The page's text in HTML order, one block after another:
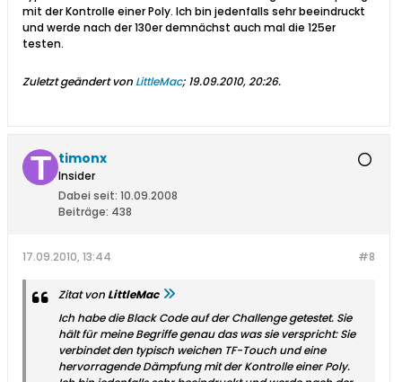
mit der Kontrolle einer Poly. Ich bin jedenfalls sehr beeindruckt
und werde nach der 130er demnächst auch mal die 125er
testen.
Zuletzt geändert von LittleMac; 19.09.2010, 20:26.
timonx
Insider
Dabei seit: 10.09.2008
Beiträge: 438
#8
17.09.2010, 13:44
Zitat vonLittleMac
Ich habe die Black Code auf der Challenge getestet. Sie
hält für meine Begriffe genau das was sie verspricht: Sie
verbindet den typisch weichen TF-Touch und eine
hervorragende Dämpfung mit der Kontrolle einer Poly.